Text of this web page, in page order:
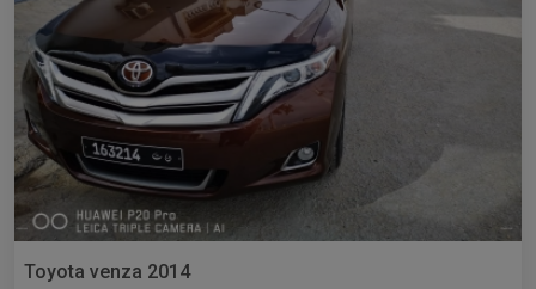
Toyota venza 2014